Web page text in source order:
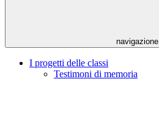
navigazione
I progetti delle classi
Testimoni di memoria